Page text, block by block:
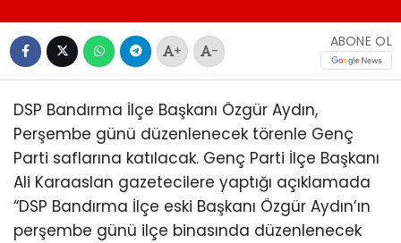
+ -
ABONE OL
DSP Bandırma İlçe Başkanı Özgür Aydın,
Perşembe günü düzenlenecek törenle Genç
Parti saflarına katılacak. Genç Parti İlçe Başkanı
Ali Karaaslan gazetecilere yaptığı açıklamada
“DSP Bandırma İlçe eski Başkanı Özgür Aydın’ın
perşembe günü ilçe binasında düzenlenecek